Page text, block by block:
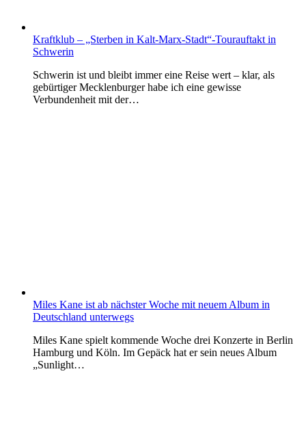
Kraftklub – „Sterben in Kalt-Marx-Stadt“-Tourauftakt in
Schwerin
Schwerin ist und bleibt immer eine Reise wert – klar, als
gebürtiger Mecklenburger habe ich eine gewisse
Verbundenheit mit der…
Miles Kane ist ab nächster Woche mit neuem Album in
Deutschland unterwegs
Miles Kane spielt kommende Woche drei Konzerte in Berlin
Hamburg und Köln. Im Gepäck hat er sein neues Album
„Sunlight…